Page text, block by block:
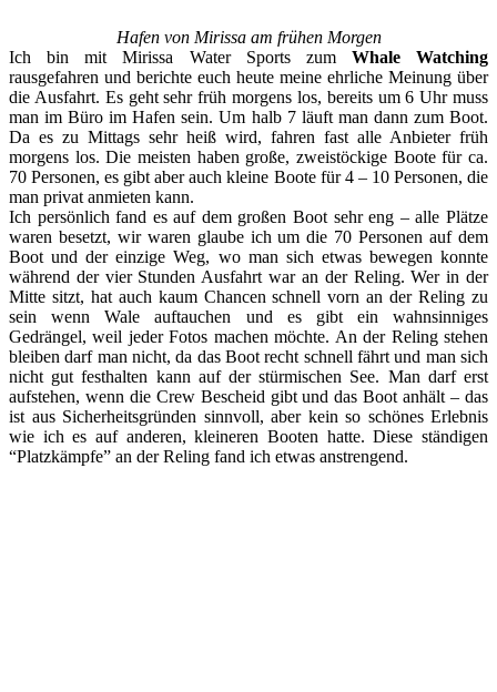
Hafen von Mirissa am frühen Morgen
Ich bin mit Mirissa Water Sports zum Whale Watching
rausgefahren und berichte euch heute meine ehrliche Meinung über
die Ausfahrt. Es geht sehr früh morgens los, bereits um 6 Uhr muss
man im Büro im Hafen sein. Um halb 7 läuft man dann zum Boot.
Da es zu Mittags sehr heiß wird, fahren fast alle Anbieter früh
morgens los. Die meisten haben große, zweistöckige Boote für ca.
70 Personen, es gibt aber auch kleine Boote für 4 – 10 Personen, die
man privat anmieten kann.
Ich persönlich fand es auf dem großen Boot sehr eng – alle Plätze
waren besetzt, wir waren glaube ich um die 70 Personen auf dem
Boot und der einzige Weg, wo man sich etwas bewegen konnte
während der vier Stunden Ausfahrt war an der Reling. Wer in der
Mitte sitzt, hat auch kaum Chancen schnell vorn an der Reling zu
sein wenn Wale auftauchen und es gibt ein wahnsinniges
Gedrängel, weil jeder Fotos machen möchte. An der Reling stehen
bleiben darf man nicht, da das Boot recht schnell fährt und man sich
nicht gut festhalten kann auf der stürmischen See. Man darf erst
aufstehen, wenn die Crew Bescheid gibt und das Boot anhält – das
ist aus Sicherheitsgründen sinnvoll, aber kein so schönes Erlebnis
wie ich es auf anderen, kleineren Booten hatte. Diese ständigen
“Platzkämpfe” an der Reling fand ich etwas anstrengend.